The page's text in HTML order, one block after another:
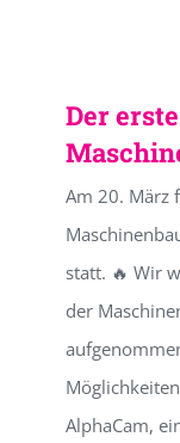
Der
Am 20. März
statt. 🔥 Wir
der
AlphaCam,